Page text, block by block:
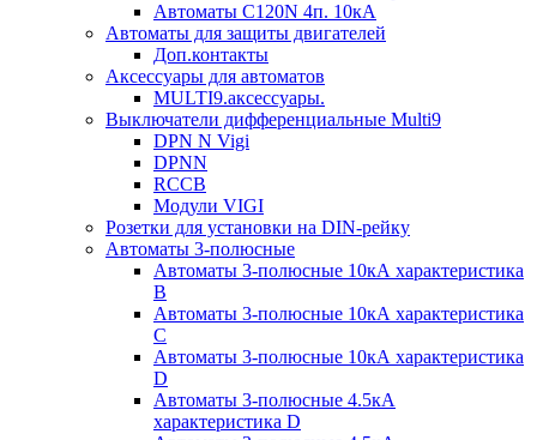
Автоматы С120N 4п. 10кА
Автоматы для защиты двигателей
Доп.контакты
Аксессуары для автоматов
MULTI9.аксессуары.
Выключатели дифференциальные Multi9
DPN N Vigi
DPNN
RCCB
Модули VIGI
Розетки для установки на DIN-рейку
Автоматы 3-полюсные
Автоматы 3-полюсные 10кА характеристика
B
Автоматы 3-полюсные 10кА характеристика
C
Автоматы 3-полюсные 10кА характеристика
D
Автоматы 3-полюсные 4.5кА
характеристика D